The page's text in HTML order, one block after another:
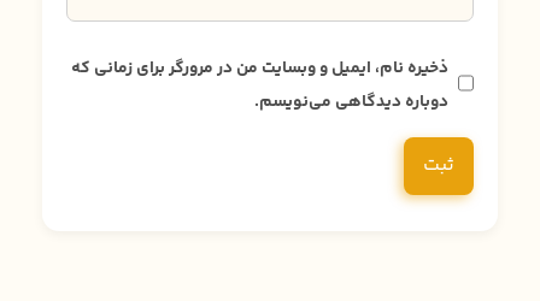
ذخیره نام، ایمیل و وبسایت من در مرورگر برای زمانی که
دوباره دیدگاهی می‌نویسم.